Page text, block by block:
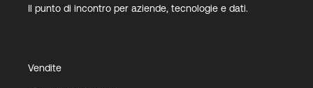
Il punto di incontro per aziende, tecnologie e dati.
Vendite